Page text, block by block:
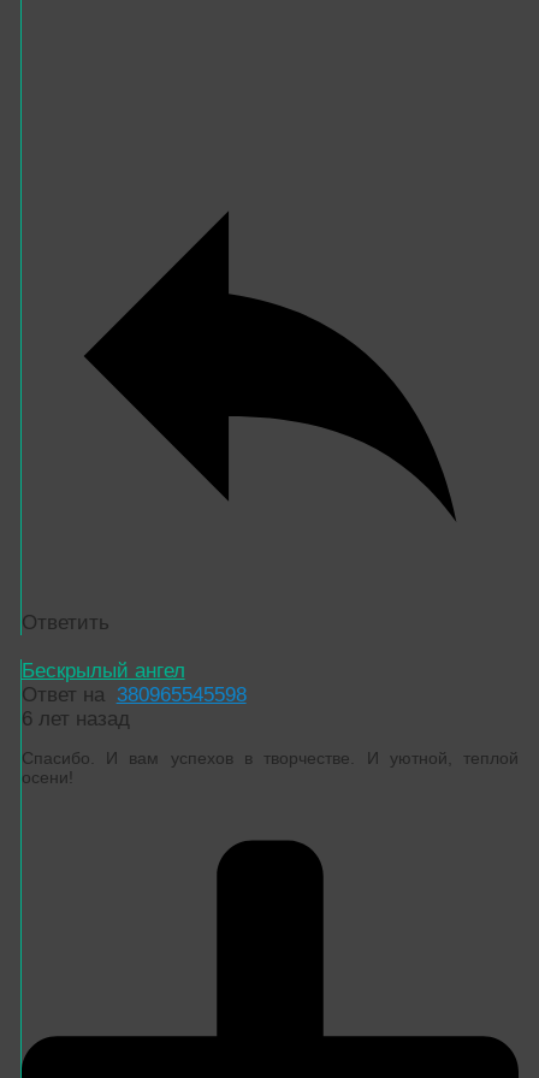
Ответить
Бескрылый ангел
Ответ на 380965545598
6 лет назад
Спасибо. И вам успехов в творчестве. И уютной, теплой
осени!